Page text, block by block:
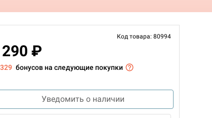
Код товара: 80994
₽
бонусов на следующие покупки
Уведомить о наличии